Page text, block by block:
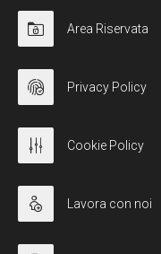
Area Riservata
Privacy Policy
Cookie Policy
Lavora con noi